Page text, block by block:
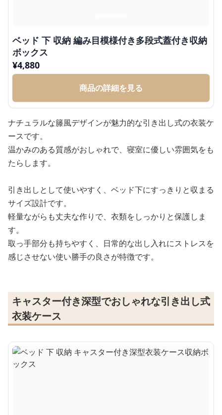
ベッド 下 収納 編み目模様付き多段式蓋付き収納
ボックス
¥4,880
商品の詳細を見る
ナチュラルな籐風デザインが魅力的な引き出し式の衣装ケ
ースです。
温かみのある質感がおしゃれで、寝室に優しい雰囲気をも
たらします。
引き出しとして使いやすく、ベッド下にすっきりと収まる
サイズ設計です。
軽量ながらも丈夫な作りで、衣類をしっかりと保護しま
す。
取っ手部分も持ちやすく、日常的な出し入れにストレスを
感じさせない使い勝手の良さが特徴です。
キャスター付き深型でおしゃれな引き出し式
衣装ケース